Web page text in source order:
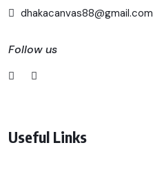
dhakacanvas88@gmail.com
Follow us
Useful Links